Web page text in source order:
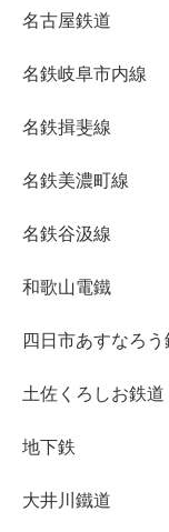
名古屋鉄道
名鉄岐阜市内線
名鉄揖斐線
名鉄美濃町線
名鉄谷汲線
和歌山電鐵
四日市あすなろう
土佐くろしお鉄道
地下鉄
大井川鐵道